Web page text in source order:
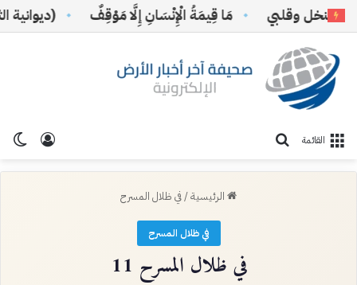
وقلبي مَا قِيمَةُ الْإِنْسَانِ إِلَّا مَوْقِفٌ (ديوانية
تسجيل القائمة
الرئيسية/في ظلال المسرح
في ظلال المسرح
في ظلال المسرح 11